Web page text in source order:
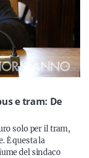
e tram: De
solo per il tram,
È questa la
del sindaco